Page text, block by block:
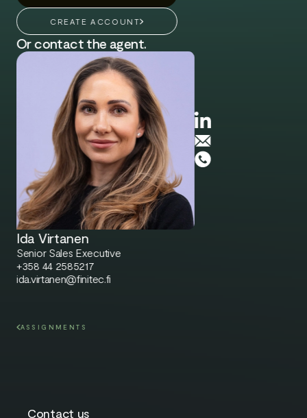
CREATE ACCOUNT
Or contact the agent.
Ida Virtanen
Senior Sales Executive
+358 44 2585217
ida.virtanen@finitec.fi
ASSIGNMENTS
Contact us